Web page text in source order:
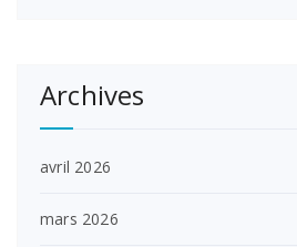
Archives
avril 2026
mars 2026